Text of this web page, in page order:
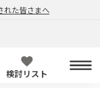
れた皆さまへ
検討リスト